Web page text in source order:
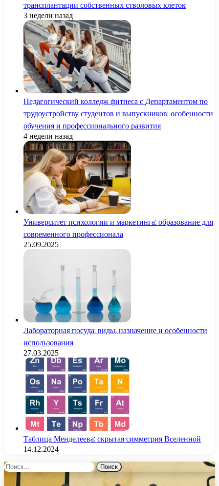
трансплантации собственных стволовых клеток
3 недели назад
Педагогический колледж фитнеса с Департаментом по
трудоустройству студентов и выпускников: особенности
обучения и профессионального развития
4 недели назад
Университет психологии и маркетинга: образование для
современного профессионала
25.09.2025
Лабораторная посуда: виды, назначение и особенности
использования
27.03.2025
Таблица Менделеева: скрытая симметрия Вселенной
14.12.2024
Найти: